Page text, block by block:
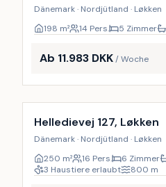
Dänemark · Nordjütland · Løkken
198 m² 14 Pers. 5 Zimmer
Ab 11.983 DKK/ Woche
Inkl. Endreinigung
Helledievej 127, Løkken
Dänemark · Nordjütland · Løkken
250 m² 16 Pers. 6 Zimmer
3 Haustiere erlaubt
800 m